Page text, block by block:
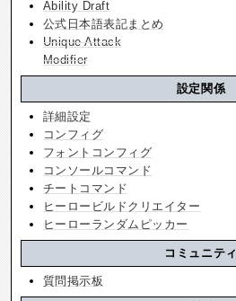
Ability Draft
公式日本語表記まとめ
Unique Attack
Modifier
設定関係
詳細設定
コンフィグ
フォントコンフィグ
コンソールコマンド
チートコマンド
ヒーロービルドクリエイター
ヒーローランダムピッカー
コミュニティ
質問掲示板